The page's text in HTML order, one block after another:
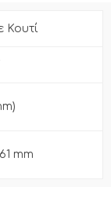
Κουτί
mm